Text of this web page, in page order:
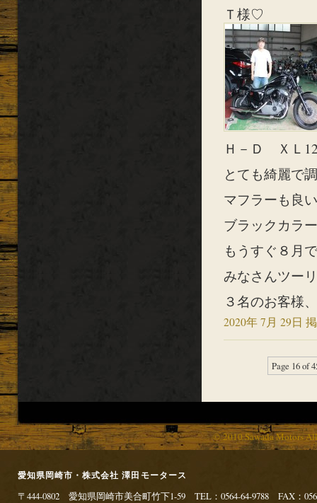
Ｔ様♡
Ｈ－Ｄ ＸＬ
とても綺麗で
マフラーも良
ブラックカラ
もうすぐ８月
みなさんツー
３名のお客様
2020年 7月 29日
Page 16 of
© 2010 Sawada Motors
愛知県岡崎市・株式会社 澤田モータース
〒444-0802 愛知県岡崎市美合町竹下1-59 TEL：0564-64-9788 FAX：